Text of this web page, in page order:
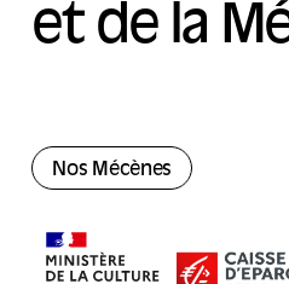
et de la
Nos Mécènes